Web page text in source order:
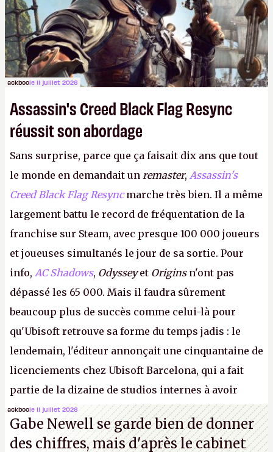
ackboole 11 juillet 2026
Assassin's Creed Black Flag Resync
réussit son abordage
Sans surprise, parce que ça faisait dix ans que tout
le monde en demandait un remaster, Assassin's
Creed Black Flag Resyncmarche très bien. Il a même
largement battu le record de fréquentation de la
franchise sur Steam, avec presque 100 000 joueurs
et joueuses simultanés le jour de sa sortie. Pour
info, AC Shadows, Odysseyet Originsn'ont pas
dépassé les 65 000. Mais il faudra sûrement
beaucoup plus de succès comme celui-là pour
qu'Ubisoft retrouve sa forme du temps jadis : le
lendemain, l'éditeur annonçait une cinquantaine de
licenciements chez Ubisoft Barcelona, qui a fait
partie de la dizaine de studios internes à avoir
travaillé sur cetAssassin's Creedsous la direction
d'Ubisoft Singapour.A.
ackboole 11 juillet 2026
Gabe Newell se garde bien de donner
des chiffres, mais d'après le cabinet